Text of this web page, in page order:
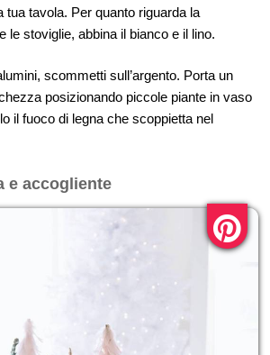
tua tavola. Per quanto riguarda la
le stoviglie, abbina il bianco e il lino.
scommetti sull’argento. Porta un
posizionando piccole piante in vaso
il fuoco di legna che scoppietta nel
e accogliente